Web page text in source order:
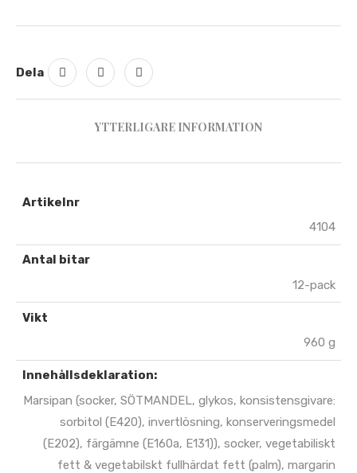
Dela
YTTERLIGARE INFORMATION
Artikelnr
4104
Antal bitar
12-pack
Vikt
960 g
Innehållsdeklaration:
Marsipan (socker, SÖTMANDEL, glykos, konsistensgivare:
sorbitol (E420), invertlösning, konserveringsmedel
(E202), färgämne (E160a, E131)), socker, vegetabiliskt
fett & vegetabilskt fullhärdat fett (palm), margarin